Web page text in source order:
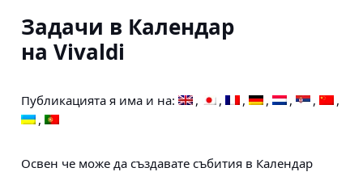
Задачи в Календар
на Vivaldi
Публикацията я има и на:
Освен че може да създавате събития в Календар